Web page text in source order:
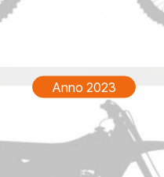
Anno 2023